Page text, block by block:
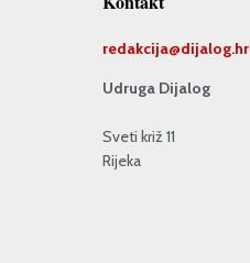
redakcija@dijalog.hr
Udruga Dijalog
Sveti križ 11
Rijeka